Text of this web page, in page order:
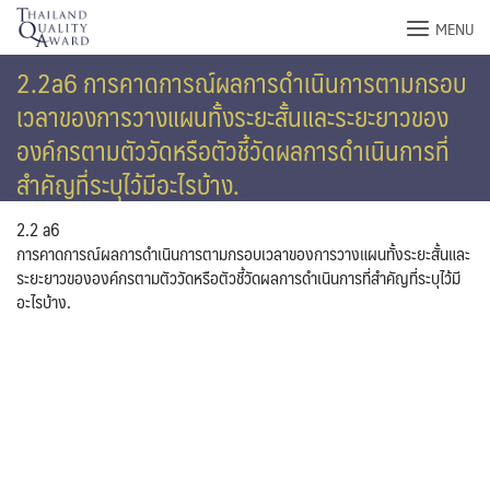
Skip
content
MENU
2.2a6 การคาดการณ์ผลการดำเนินการตามกรอบ
เวลาของการวางแผนทั้งระยะสั้นและระยะยาวของ
องค์กรตามตัววัดหรือตัวชี้วัดผลการดำเนินการที่
สำคัญที่ระบุไว้มีอะไรบ้าง.
2.2 a6
การคาดการณ์ผลการดำเนินการตามกรอบเวลาของการวางแผนทั้งระยะสั้นและ
ระยะยาวขององค์กรตามตัววัดหรือตัวชี้วัดผลการดำเนินการที่สำคัญที่ระบุไว้มี
อะไรบ้าง.